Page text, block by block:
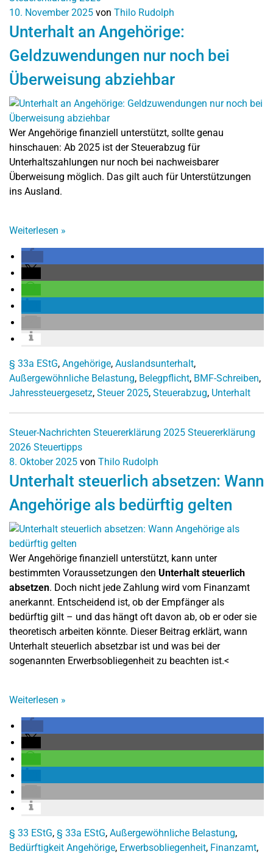
10. November 2025 von Thilo Rudolph
Unterhalt an Angehörige:
Geldzuwendungen nur noch bei
Überweisung abziehbar
Wer Angehörige finanziell unterstützt, sollte genau
hinschauen: Ab 2025 ist der Steuerabzug für
Unterhaltszahlungen nur noch bei nachweisbarer
Überweisung möglich. Das gilt auch für Unterstützungen
ins Ausland.
Weiterlesen »
§ 33a EStG, Angehörige, Auslandsunterhalt,
Außergewöhnliche Belastung, Belegpflicht, BMF-Schreiben,
Jahressteuergesetz, Steuer 2025, Steuerabzug, Unterhalt
Steuer-Nachrichten Steuererklärung 2025 Steuererklärung
2026 Steuertipps
8. Oktober 2025 von Thilo Rudolph
Unterhalt steuerlich absetzen: Wann
Angehörige als bedürftig gelten
Wer Angehörige finanziell unterstützt, kann unter
bestimmten Voraussetzungen den Unterhalt steuerlich
absetzen. Doch nicht jede Zahlung wird vom Finanzamt
anerkannt. Entscheidend ist, ob der Empfänger als
bedürftig gilt – und das hängt oft davon ab, ob er oder sie
theoretisch arbeiten könnte. Dieser Beitrag erklärt, wann
Unterhalt steuerlich absetzbar ist und was bei der
sogenannten Erwerbsobliegenheit zu beachten ist.<
Weiterlesen »
§ 33 EStG, § 33a EStG, Außergewöhnliche Belastung,
Bedürftigkeit Angehörige, Erwerbsobliegenheit, Finanzamt,